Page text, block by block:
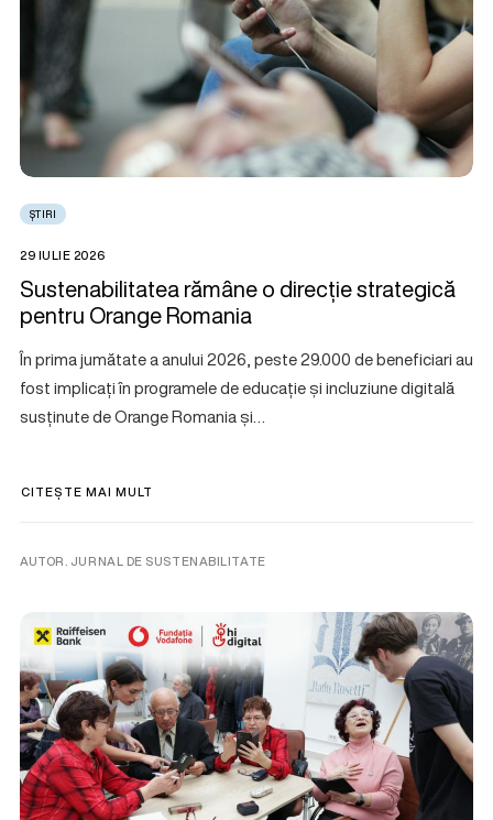
ȘTIRI
29 IULIE 2026
Sustenabilitatea rămâne o direcție strategică
pentru Orange Romania
În prima jumătate a anului 2026, peste 29.000 de beneficiari au
fost implicați în programele de educație și incluziune digitală
susținute de Orange Romania și…
CITEȘTE MAI MULT
AUTOR. JURNAL DE SUSTENABILITATE